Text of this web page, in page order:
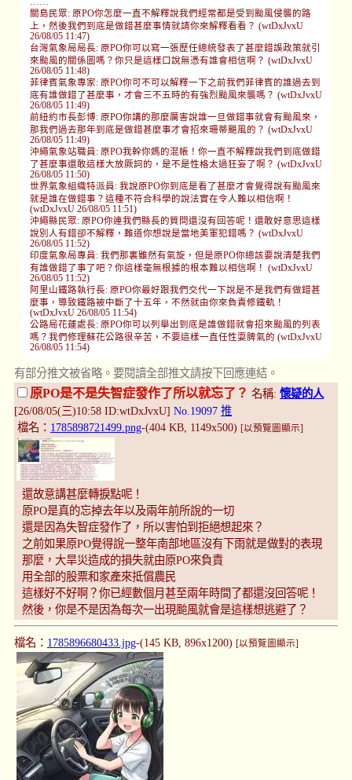
關島民眾: 原PO你怎麼一直不解釋說我們經常都是受到颱風侵襲的路
上，然後我們到底是做錯甚麼事情就請你來解釋看看？ (wtDxJvxU
26/08/05 11:47)
台灣氣象局局長: 原PO你可以寫一張歷任總統發表了甚麼錯誤政策就引
來颱風的關係圖嗎？你只是這樣口說無憑有誰會相信啊？ (wtDxJvxU
26/08/05 11:48)
菲律賓氣象專家: 原PO你可不可以解釋一下之前我們菲律賓的誰過去到
底有誰做錯了甚麼事，才會三不五時的有強烈颱風來襲嗎？ (wtDxJvxU
26/08/05 11:49)
前紐約市長彭博: 原PO你講的那麼厲害說誰一旦做錯事就會有颱風來，
那我們過去那年到底是做錯甚麼事才會招來珊蒂颶風的？ (wtDxJvxU
26/08/05 11:49)
沖繩氣象站職員: 原PO我幹你媽的混帳！你一直不解釋說我們到底做錯
了甚麼事還敢這樣大放厥詞的，是不是性格太過狂妄了啊？ (wtDxJvxU
26/08/05 11:50)
世界氣象組織特派員: 我說原PO你到底是看了甚麼才會覺得說有颱風來
就是誰在做錯事？這種不符合科學的說法實在令人難以相信啊！
(wtDxJvxU 26/08/05 11:51)
沖繩縣民眾: 原PO你連我們縣長的質問還沒有回答呢！還敢好意思這樣
說別人有錯卻不解釋，難道你想說是當地美軍犯錯嗎？ (wtDxJvxU
26/08/05 11:52)
印度氣象局專員: 我們那裏雖然有氣旋，但是原PO你總該要說清楚我們
有誰做錯了事了吧？你這樣毫無根據的根本難以相信啊！ (wtDxJvxU
26/08/05 11:52)
阿里山鐵路執行長: 原PO你最好跟我們交代一下說是不是我們有做錯甚
麼事，導致鐵路被中斷了十五年，不然就由你來負責修鐵軌！
(wtDxJvxU 26/08/05 11:54)
公路局花蓮處長: 原PO你可以列舉出到底是誰做錯就會招來颱風的列表
嗎？我們修理蘇花公路很辛苦，不要這樣一直任性耍脾氣的 (wtDxJvxU
26/08/05 11:54)
有部分推文被省略。要閱讀全部推文請按下回應連結。
原PO是不是失智症發作了所以就忘了？ 名稱: 懷疑的人
[26/08/05(三)10:58 ID:wtDxJvxU] No.19097 推
檔名： 1785898721499.png-(404 KB, 1149x500) [以預覽圖顯示]
還故意講甚麼轉捩點呢！
原PO是真的忘掉去年以及兩年前所說的一切
還是因為失智症發作了，所以害怕到拒絕想起來？
之前如果原PO覺得說一整年南部地區沒有下雨就是做對的表現
那麼，大旱災造成的損失就由原PO來負責
用全部的股票和家產來抵償農民
這樣好不好啊？你已經數個月甚至兩年時間了都還沒回答呢！
然後，你是不是因為每次一出現颱風就會是這樣想逃避了？
檔名： 1785896680433.jpg-(145 KB, 896x1200) [以預覽圖顯示]